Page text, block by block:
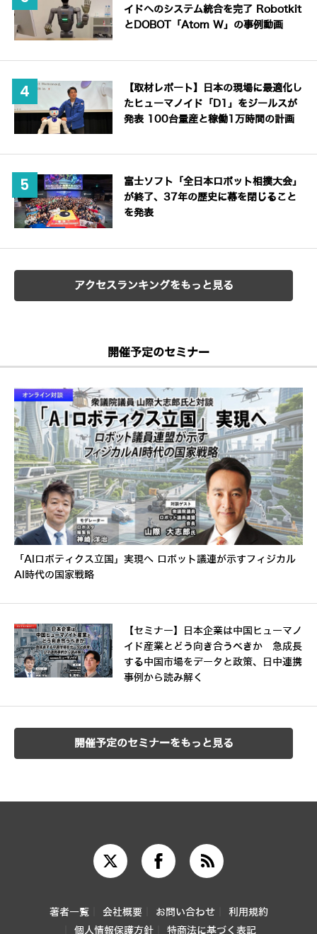
イドへのシステム統合を完了 Robotkit
とDOBOT「Atom W」の事例動画
【取材レポート】日本の現場に最適化し
たヒューマノイド「D1」をジールスが
発表 100台量産と稼働1万時間の計画
富士ソフト「全日本ロボット相撲大会」
が終了、37年の歴史に幕を閉じること
を発表
アクセスランキングをもっと見る
開催予定のセミナー
「AIロボティクス立国」実現へ ロボット議連が示すフィジカル
AI時代の国家戦略
【セミナー】日本企業は中国ヒューマノ
イド産業とどう向き合うべきか 急成長
する中国市場をデータと政策、日中連携
事例から読み解く
開催予定のセミナーをもっと見る
著者一覧 会社概要 お問い合わせ
利用規約
個人情報保護方針
特商法に基づく表記